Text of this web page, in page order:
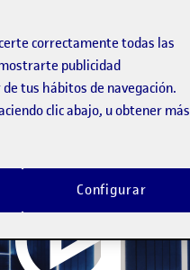
correctamente todas las
publicidad
tus hábitos de navegación.
clic abajo, u obtener más
Configurar